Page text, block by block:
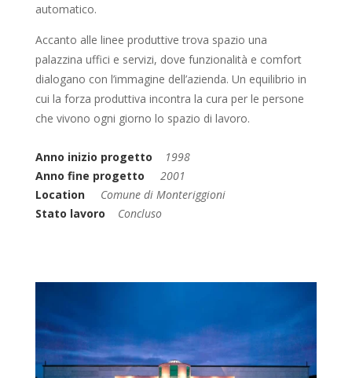
automatico.
Accanto alle linee produttive trova spazio una
palazzina uffici e servizi, dove funzionalità e comfort
dialogano con l’immagine dell’azienda. Un equilibrio in
cui la forza produttiva incontra la cura per le persone
che vivono ogni giorno lo spazio di lavoro.
Anno inizio progetto
1998
Anno fine progetto
2001
Location
Comune di Monteriggioni
Stato lavoro
Concluso